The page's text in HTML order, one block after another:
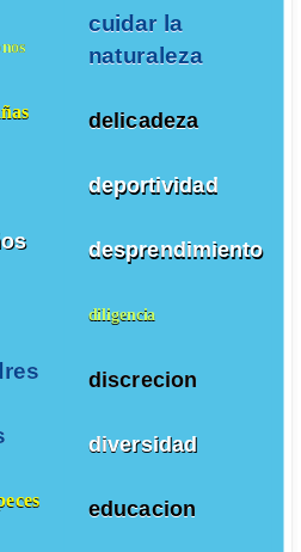
cuidar la
naturaleza
delicadeza
deportividad
desprendimiento
diligencia
discrecion
diversidad
educacion